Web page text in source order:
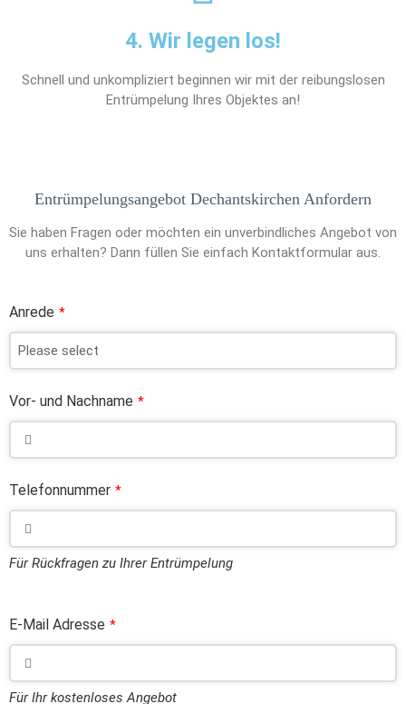
4. Wir legen los!
Schnell und unkompliziert beginnen wir mit der reibungslosen
Entrümpelung Ihres Objektes an!
Entrümpelungsangebot Dechantskirchen Anfordern
Sie haben Fragen oder möchten ein unverbindliches Angebot von
uns erhalten? Dann füllen Sie einfach Kontaktformular aus.
Anrede *
Vor- und Nachname *
Telefonnummer *
Für Rückfragen zu Ihrer Entrümpelung
E-Mail Adresse *
Für Ihr kostenloses Angebot